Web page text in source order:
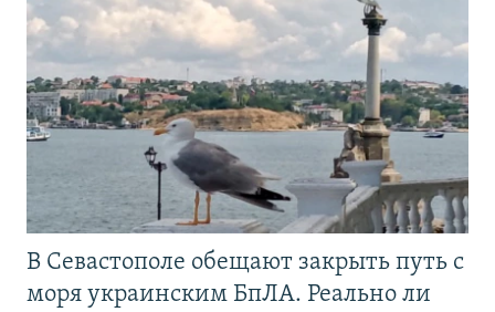
В Севастополе обещают закрыть путь с
моря украинским БпЛА. Реально ли